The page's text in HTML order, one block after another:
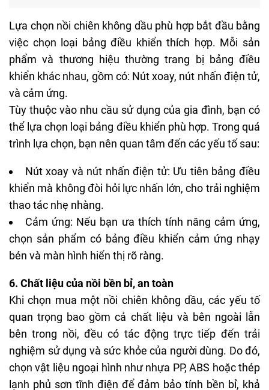
Lựa chọn nồi chiên không dầu phù hợp bắt đầu bằng
việc chọn loại bảng điều khiển thích hợp. Mỗi sản
phẩm và thương hiệu thường trang bị bảng điều
khiển khác nhau, gồm có: Nút xoay, nút nhấn điện tử,
và cảm ứng.
Tùy thuộc vào nhu cầu sử dụng của gia đình, bạn có
thể lựa chọn loại bảng điều khiển phù hợp. Trong quá
trình lựa chọn, bạn nên quan tâm đến các yếu tố sau:
Nút xoay và nút nhấn điện tử: Ưu tiên bảng điều
khiển mà không đòi hỏi lực nhấn lớn, cho trải nghiệm
thao tác nhẹ nhàng.
Cảm ứng: Nếu bạn ưa thích tính năng cảm ứng,
chọn sản phẩm có bảng điều khiển cảm ứng nhạy
bén và màn hình hiển thị rõ ràng.
6. Chất liệu của nồi bền bỉ, an toàn
Khi chọn mua một nồi chiên không dầu, các yếu tố
quan trọng bao gồm cả chất liệu và bên ngoài lẫn
bên trong nồi, đều có tác động trực tiếp đến trải
nghiệm sử dụng và sức khỏe của người dùng. Do đó,
chọn vật liệu ngoại hình như nhựa PP, ABS hoặc thép
lạnh phủ sơn tĩnh điện để đảm bảo tính bền bỉ, khả